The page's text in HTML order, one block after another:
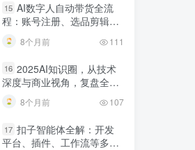
15 AI数字人自动带货全流
程：账号注册、选品剪辑，
日更10条作品自动化变现
8个月前 111
16 2025AI知识圈，从技术
深度与商业视角，复盘全年
AI大事，全面了解行业趋势
8个月前 107
17 扣子智能体全解：开发
平台、插件、工作流等多方